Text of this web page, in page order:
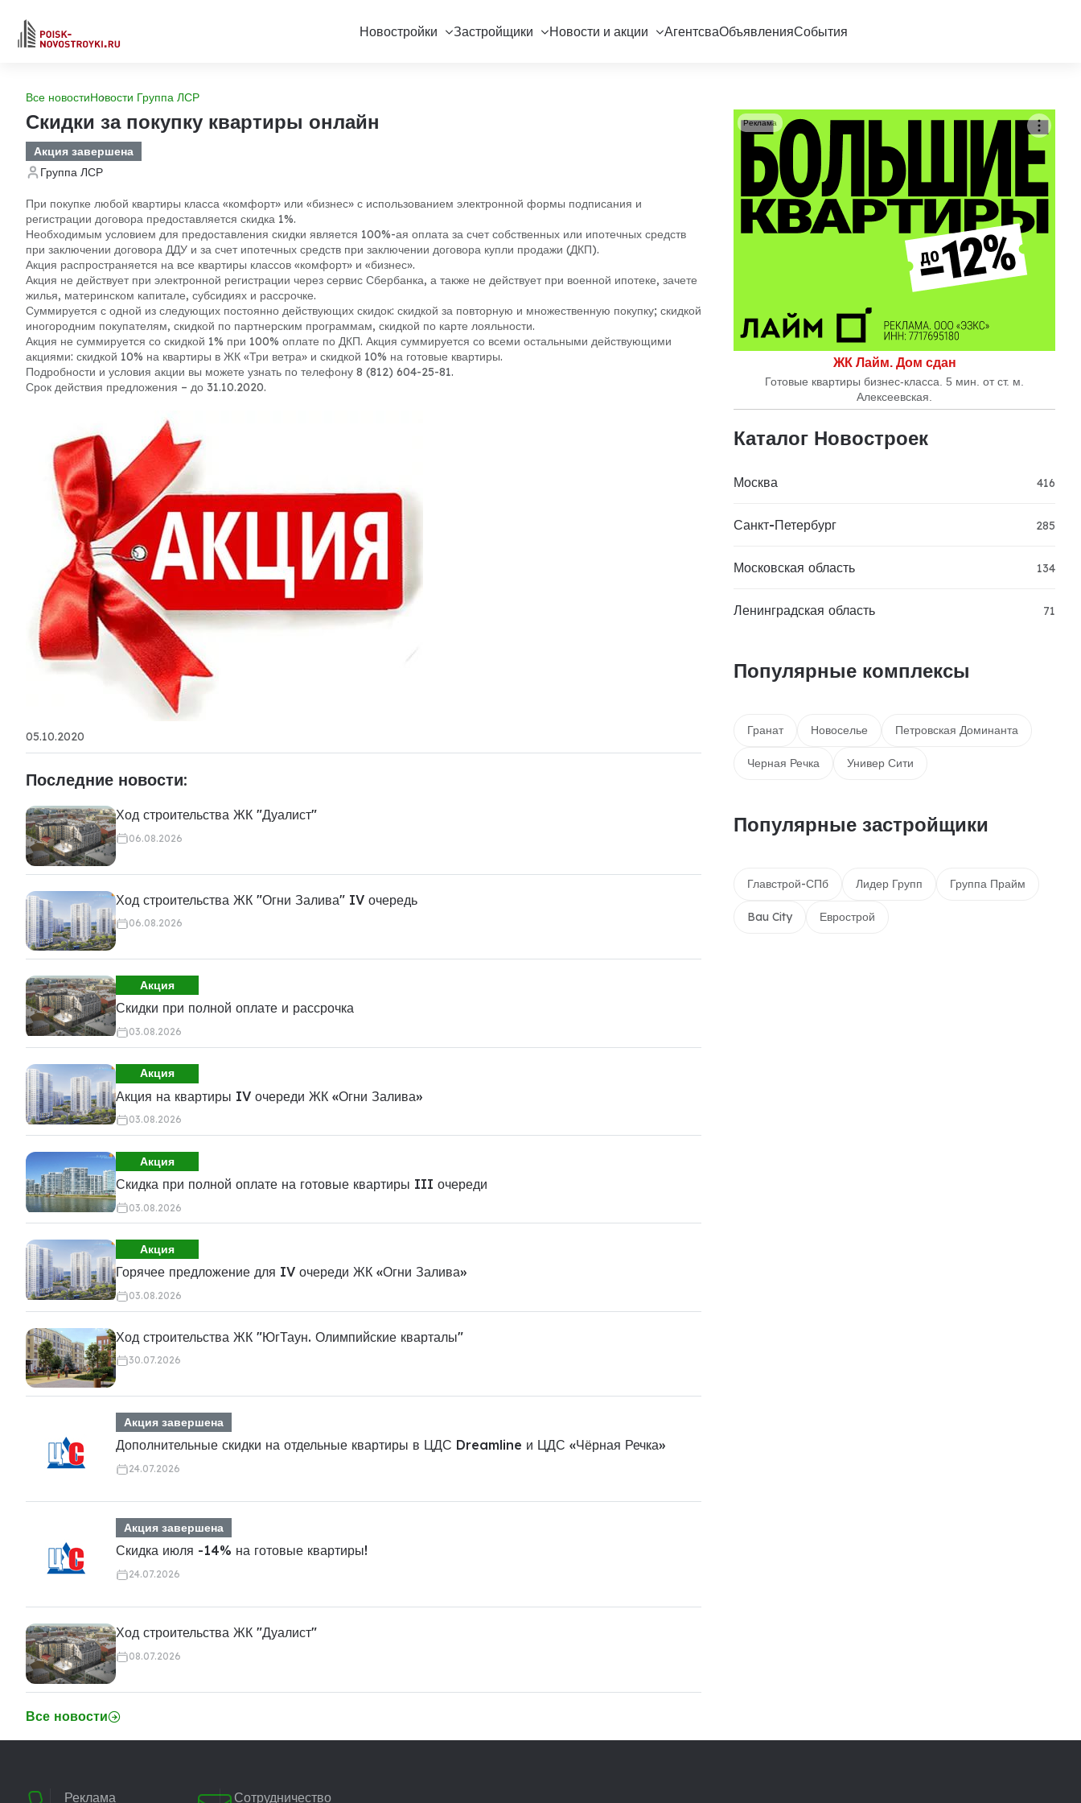
Новостройки Застройщики Новости и акции АгентсваОбъявленияСобытия
Все новостиНовости Группа ЛСР
Скидки за покупку квартиры онлайн
Акция завершена
Группа ЛСР
При покупке любой квартиры класса «комфорт» или «бизнес» с использованием электронной формы подписания и
регистрации договора предоставляется скидка 1%.
Необходимым условием для предоставления скидки является 100%-ая оплата за счет собственных или ипотечных средств
при заключении договора ДДУ и за счет ипотечных средств при заключении договора купли продажи (ДКП).
Акция распространяется на все квартиры классов «комфорт» и «бизнес».
Акция не действует при электронной регистрации через сервис Сбербанка, а также не действует при военной ипотеке, зачете
жилья, материнском капитале, субсидиях и рассрочке.
Суммируется с одной из следующих постоянно действующих скидок: скидкой за повторную и множественную покупку; скидкой
иногородним покупателям, скидкой по партнерским программам, скидкой по карте лояльности.
Акция не суммируется со скидкой 1% при 100% оплате по ДКП. Акция суммируется со всеми остальными действующими
акциями: скидкой 10% на квартиры в ЖК «Три ветра» и скидкой 10% на готовые квартиры.
Подробности и условия акции вы можете узнать по телефону 8 (812) 604-25-81.
Срок действия предложения – до 31.10.2020.
05.10.2020
Последние новости:
Ход строительства ЖК "Дуалист"
06.08.2026
Ход строительства ЖК "Огни Залива" IV очередь
06.08.2026
Акция
Скидки при полной оплате и рассрочка
03.08.2026
Акция
Акция на квартиры IV очереди ЖК «Огни Залива»
03.08.2026
Акция
Скидка при полной оплате на готовые квартиры III очереди
03.08.2026
Акция
Горячее предложение для IV очереди ЖК «Огни Залива»
03.08.2026
Ход строительства ЖК "ЮгТаун. Олимпийские кварталы"
30.07.2026
Акция завершена
Дополнительные скидки на отдельные квартиры в ЦДС Dreamline и ЦДС «Чёрная Речка»
24.07.2026
Акция завершена
Скидка июля -14% на готовые квартиры!
24.07.2026
Ход строительства ЖК "Дуалист"
08.07.2026
Все новости
ЖК Лайм. Дом сдан
Готовые квартиры бизнес-класса. 5 мин. от ст. м.
Алексеевская.
Реклама
Каталог Новостроек
Москва 416
Санкт-Петербург 285
Московская область 134
Ленинградская область 71
Популярные комплексы
Гранат Новоселье Петровская Доминанта
Черная Речка Универ Сити
Популярные застройщики
Главстрой-СПб Лидер Групп Группа Прайм
Bau City Еврострой
Реклама Сотрудничество